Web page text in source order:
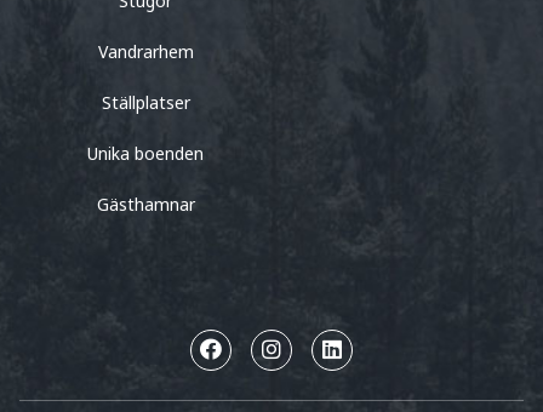
Vandrarhem
Ställplatser
Unika boenden
Gästhamnar